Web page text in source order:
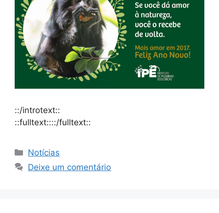
::/introtext::
::fulltext::::/fulltext::
Notícias
Deixe um comentário